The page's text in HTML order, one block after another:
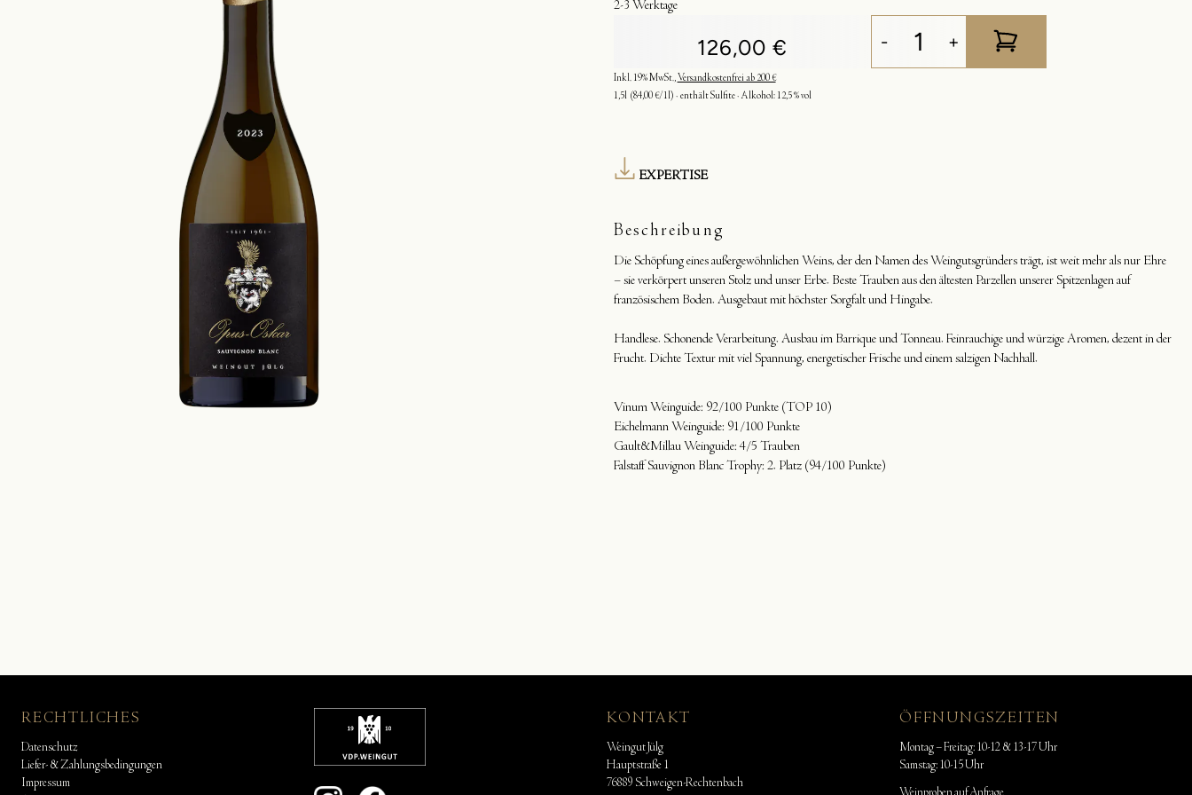
2-3 Werktage
126,00 €
Inkl. 19% MwSt., Versandkostenfrei ab 200 €
- +
1,5l (84,00 €/1l) enthält Sulfite Alkohol: 12,5 % vol
EXPERTISE
Beschreibung
Die Schöpfung eines außergewöhnlichen Weins, der den Namen des Weingutsgründers trägt, ist weit mehr als nur Ehre
– sie verkörpert unseren Stolz und unser Erbe. Beste Trauben aus den ältesten Parzellen unserer Spitzenlagen auf
französischem Boden. Ausgebaut mit höchster Sorgfalt und Hingabe.
Handlese. Schonende Verarbeitung. Ausbau im Barrique und Tonneau. Feinrauchige und würzige Aromen, dezent in der
Frucht. Dichte Textur mit viel Spannung, energetischer Frische und einem salzigen Nachhall.
Vinum Weinguide: 92/100 Punkte (TOP 10)
Eichelmann Weinguide: 91/100 Punkte
Gault&Millau Weinguide: 4/5 Trauben
Falstaff Sauvignon Blanc Trophy: 2. Platz (94/100 Punkte)
RECHTLICHES
Datenschutz
Liefer- & Zahlungsbedingungen
Impressum
KONTAKT
Weingut Jülg
Hauptstraße 1
76889 Schweigen-Rechtenbach
ÖFFNUNGSZEITEN
Montag – Freitag: 10-12 & 13-17 Uhr
Samstag: 10-15 Uhr